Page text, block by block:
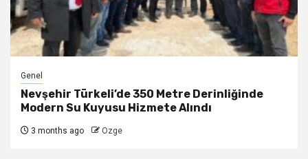
Genel
Nevşehir Türkeli’de 350 Metre Derinliğinde
Modern Su Kuyusu Hizmete Alındı
3 months ago Ozge